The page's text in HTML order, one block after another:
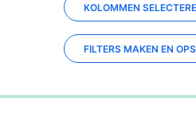
KOLOMMEN
FILTERS MAKEN EN
0%